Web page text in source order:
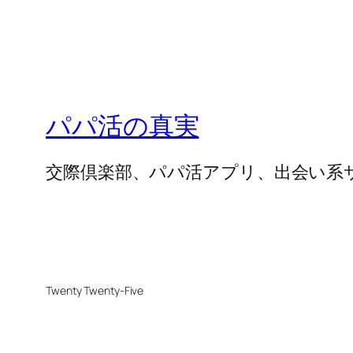
パパ活の真実
交際倶楽部、パパ活アプリ、出会い系
Twenty Twenty-Five